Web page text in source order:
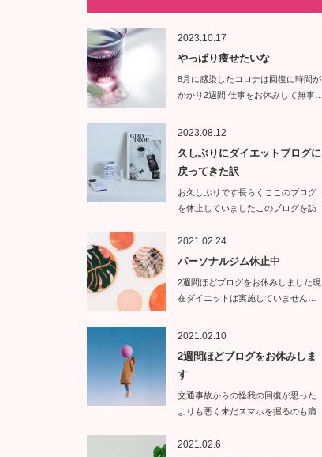
2023.10.17
やっぱり痩せたいな
8月に感染したコロナは回復に時間が
かかり2週間 仕事をお休みして無事…
2023.08.12
久しぶりにダイエットブログに
戻ってきた訳
お久しぶりです長らくここのブログ
を休止していましたこのブログを訪
2021.02.24
パーソナルジム休止中
2週間ほどブログをお休みしました現
在ダイエットは実施していません…
2021.02.10
2週間ほどブログをお休みしま
す
交通事故からの怪我の回復が思った
よりも悪く未だスマホを握るのも痛
2021.02.6